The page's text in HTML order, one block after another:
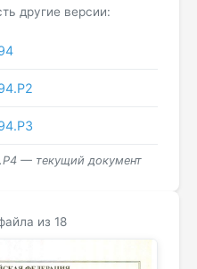
другие версии:
— текущий документ
из 18